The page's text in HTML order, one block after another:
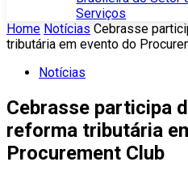
Home Notícias Cebrasse
tributária em evento do
Notícias
Cebrasse participa
reforma tributária
Procurement Club